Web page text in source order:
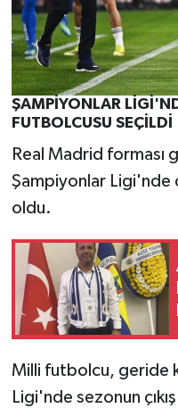
ŞAMPİYONLAR
FUTBOLCUSU SEÇİLDİ
Real Madrid forması
Şampiyonlar Ligi'nde
oldu.
Milli futbolcu, geride
Ligi'nde sezonun